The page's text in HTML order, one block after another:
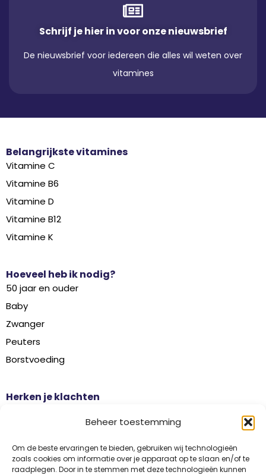
Beheer toestemming
Om de beste ervaringen te bieden, gebruiken wij technologieën
zoals cookies om informatie over je apparaat op te slaan en/of te
raadplegen. Door in te stemmen met deze technologieën kunnen
Schrijf je hier in voor onze nieuwsbrief
De nieuwsbrief voor iedereen die alles wil weten over
vitamines
Belangrijkste vitamines
Vitamine C
Vitamine B6
Vitamine D
Vitamine B12
Vitamine K
Hoeveel heb ik nodig?
50 jaar en ouder
Baby
Zwanger
Peuters
Borstvoeding
Herken je klachten
Griep
Haaruitval